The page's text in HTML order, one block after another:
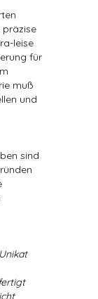
präzise
leise
für
muß
und
sind